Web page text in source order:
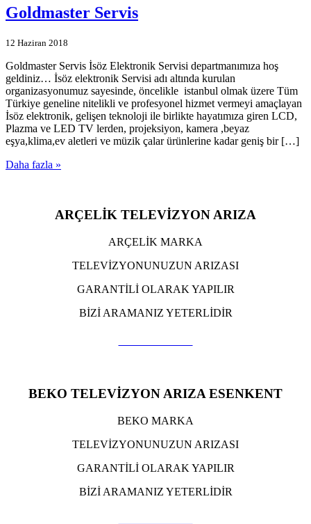
Goldmaster Servis
12 Haziran 2018
Goldmaster Servis İsöz Elektronik Servisi departmanımıza hoş
geldiniz… İsöz elektronik Servisi adı altında kurulan
organizasyonumuz sayesinde, öncelikle istanbul olmak üzere Tüm
Türkiye geneline nitelikli ve profesyonel hizmet vermeyi amaçlayan
İsöz elektronik, gelişen teknoloji ile birlikte hayatımıza giren LCD,
Plazma ve LED TV lerden, projeksiyon, kamera ,beyaz
eşya,klima,ev aletleri ve müzik çalar ürünlerine kadar geniş bir […]
Daha fazla »
ARÇELİK TELEVİZYON ARIZA
ARÇELİK MARKA
TELEVİZYONUNUZUN ARIZASI
GARANTİLİ OLARAK YAPILIR
BİZİ ARAMANIZ YETERLİDİR
BEKO TELEVİZYON ARIZA ESENKENT
BEKO MARKA
TELEVİZYONUNUZUN ARIZASI
GARANTİLİ OLARAK YAPILIR
BİZİ ARAMANIZ YETERLİDİR